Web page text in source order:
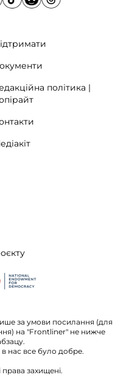
політика |
за умови посилання (для
на "Frontliner" не нижче
нас все було добре.
права захищені.